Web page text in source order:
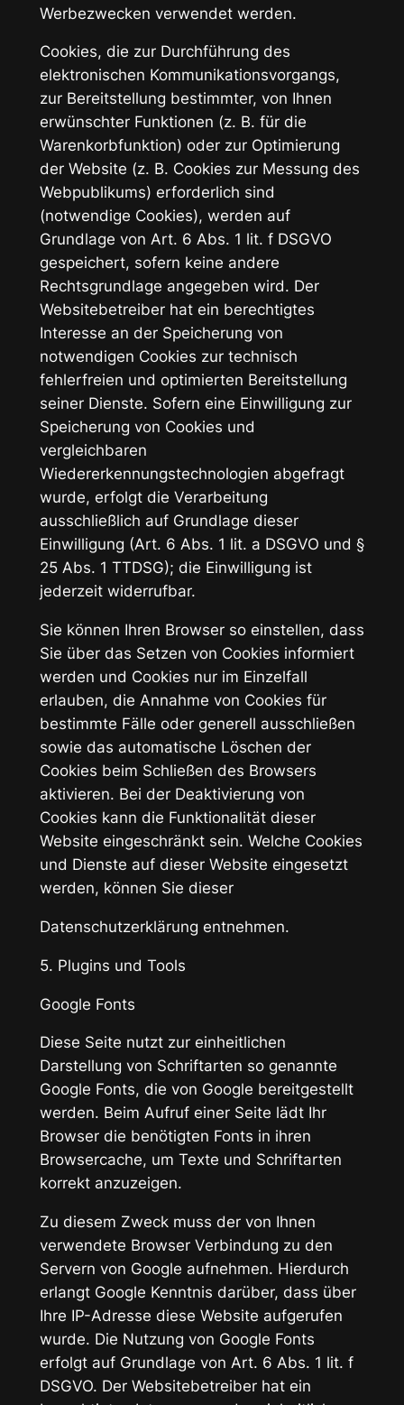
Werbezwecken verwendet werden.
Cookies, die zur Durchführung des
elektronischen Kommunikationsvorgangs,
zur Bereitstellung bestimmter, von Ihnen
erwünschter Funktionen (z. B. für die
Warenkorbfunktion) oder zur Optimierung
der Website (z. B. Cookies zur Messung des
Webpublikums) erforderlich sind
(notwendige Cookies), werden auf
Grundlage von Art. 6 Abs. 1 lit. f DSGVO
gespeichert, sofern keine andere
Rechtsgrundlage angegeben wird. Der
Websitebetreiber hat ein berechtigtes
Interesse an der Speicherung von
notwendigen Cookies zur technisch
fehlerfreien und optimierten Bereitstellung
seiner Dienste. Sofern eine Einwilligung zur
Speicherung von Cookies und
vergleichbaren
Wiedererkennungstechnologien abgefragt
wurde, erfolgt die Verarbeitung
ausschließlich auf Grundlage dieser
Einwilligung (Art. 6 Abs. 1 lit. a DSGVO und §
25 Abs. 1 TTDSG); die Einwilligung ist
jederzeit widerrufbar.
Sie können Ihren Browser so einstellen, dass
Sie über das Setzen von Cookies informiert
werden und Cookies nur im Einzelfall
erlauben, die Annahme von Cookies für
bestimmte Fälle oder generell ausschließen
sowie das automatische Löschen der
Cookies beim Schließen des Browsers
aktivieren. Bei der Deaktivierung von
Cookies kann die Funktionalität dieser
Website eingeschränkt sein. Welche Cookies
und Dienste auf dieser Website eingesetzt
werden, können Sie dieser
Datenschutzerklärung entnehmen.
5. Plugins und Tools
Google Fonts
Diese Seite nutzt zur einheitlichen
Darstellung von Schriftarten so genannte
Google Fonts, die von Google bereitgestellt
werden. Beim Aufruf einer Seite lädt Ihr
Browser die benötigten Fonts in ihren
Browsercache, um Texte und Schriftarten
korrekt anzuzeigen.
Zu diesem Zweck muss der von Ihnen
verwendete Browser Verbindung zu den
Servern von Google aufnehmen. Hierdurch
erlangt Google Kenntnis darüber, dass über
Ihre IP-Adresse diese Website aufgerufen
wurde. Die Nutzung von Google Fonts
erfolgt auf Grundlage von Art. 6 Abs. 1 lit. f
DSGVO. Der Websitebetreiber hat ein